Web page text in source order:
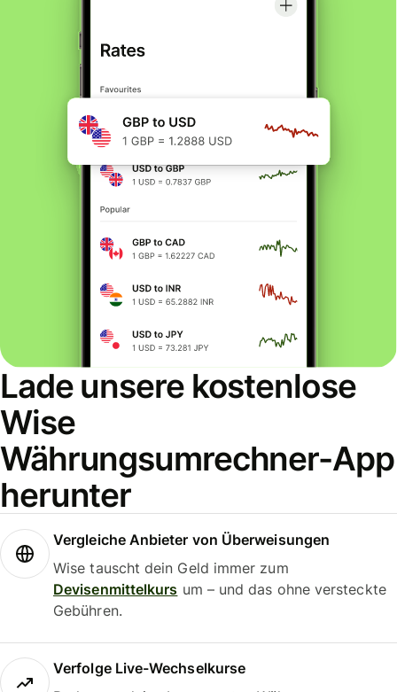
Lade unsere kostenlose
Wise
Währungsumrechner-App
herunter
Vergleiche Anbieter von Überweisungen
Wise tauscht dein Geld immer zum
Devisenmittelkurs um – und das ohne versteckte
Gebühren.
Verfolge Live-Wechselkurse